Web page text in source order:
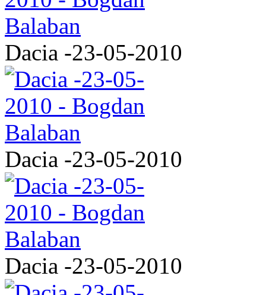
Dacia -23-05-2010
Dacia -23-05-2010
Dacia -23-05-2010